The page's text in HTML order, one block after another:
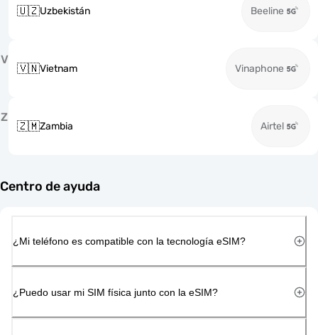
🇺🇿Uzbekistán Beeline
V
🇻🇳Vietnam Vinaphone
Z
🇿🇲Zambia Airtel
Centro de ayuda
¿Mi teléfono es compatible con la tecnología eSIM?
¿Puedo usar mi SIM física junto con la eSIM?